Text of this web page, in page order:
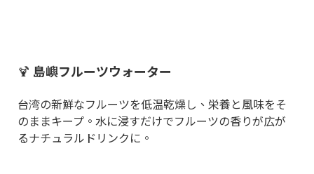
🍹 島嶼フルーツウォーター
台湾の新鮮なフルーツを低温乾燥し、栄養と風味をそ
のままキープ。水に浸すだけでフルーツの香りが広が
るナチュラルドリンクに。